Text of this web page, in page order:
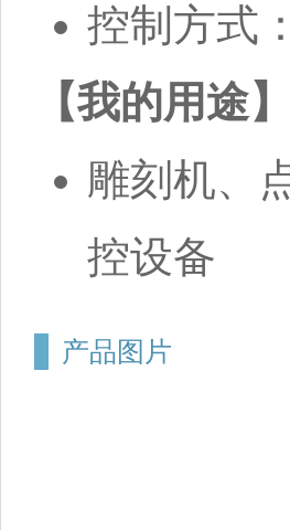
控制方式
【我的用途】
雕刻机、
控设备
产品图片